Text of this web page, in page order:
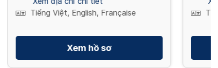
Tiếng Việt, English, Française
Xem hồ sơ